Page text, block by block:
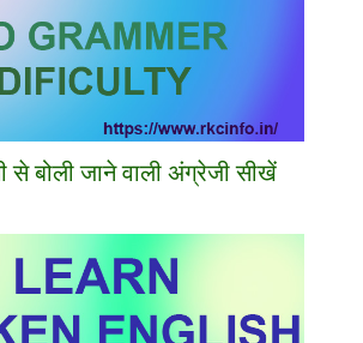
से बोली जाने वाली अंग्रेजी सीखें